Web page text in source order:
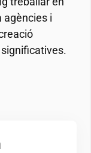
agències i